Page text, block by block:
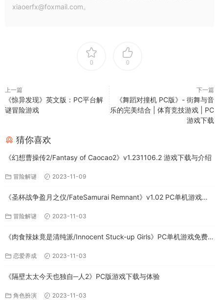
xiaoerfx@foxmail.com。
0 0
上一篇
《惊异发现》英文版：PC平台解
谜冒险游戏
下一篇
《舞蹈对撞机 PC版》- 街舞与音
乐的完美结合 | 体育竞技游戏 | PC
游戏下载
猜你喜欢
《幻想曹操传2/Fantasy of Caocao2》v1.231106.2 游戏下载与介绍
冒险解谜 2023-11-09
《圣杯战争盈月之仪/FateSamurai Remnant》v1.02 PC单机游戏下
冒险解谜 2023-11-03
《肉食辣妹竟是清纯派/Innocent Stuck-up Girls》PC单机游戏免费
恋爱养成 2023-11-03
《隔壁太太今天也独自─人2》PC版游戏下载与体验
角色扮演 2023-11-03